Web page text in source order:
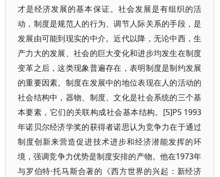
才是经济发展的基本保证。社会发展是有组织的活
动，制度是规范人的行为、调节人际关系的手段，是
发展由可能到现实的中介。近代以降，无论中西，生
产力大的发展、社会的巨大变化和进步均发生在制度
变革之后，这类现象普遍存在，表明制度是制约发展
的重要因素。制度在发展中的地位表现在人的活动的
社会结构中，器物、制度、文化是社会系统的三个基
本要素，它们的关联构成社会基本结构。[5]P5 1993
年诺贝尔经济学奖的获得者诺思认为竞争力在于通过
制度创新来营造促进技术进步和经济潜能发挥的环
境，强调竞争力优势是制度安排的产物。他在1973年
与罗伯特·托马斯合著的《西方世界的兴起：新经济